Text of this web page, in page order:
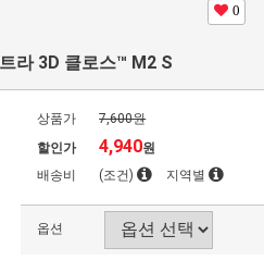
0
라 3D 클로스™ M2 S
상품가
7,600원
할인가
4,940원
배송비
(조건) 지역별
옵션